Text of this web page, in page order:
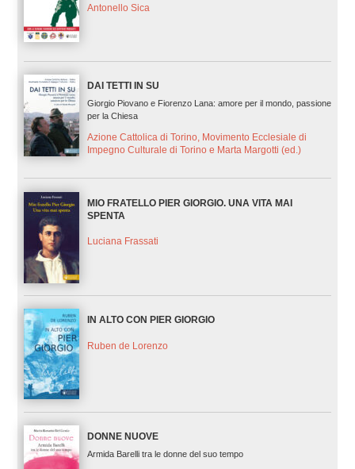
Antonello Sica
DAI TETTI IN SU
Giorgio Piovano e Fiorenzo Lana: amore per il mondo, passione
per la Chiesa
Azione Cattolica di Torino, Movimento Ecclesiale di
Impegno Culturale di Torino e Marta Margotti (ed.)
MIO FRATELLO PIER GIORGIO. UNA VITA MAI
SPENTA
Luciana Frassati
IN ALTO CON PIER GIORGIO
Ruben de Lorenzo
DONNE NUOVE
Armida Barelli tra le donne del suo tempo